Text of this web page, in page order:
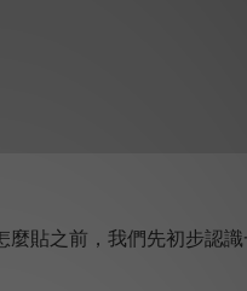
貼之前，我們先初步認識